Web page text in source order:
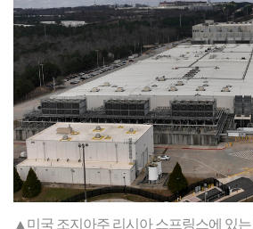
▲미국 조지아주 리시아 스프링스에 있